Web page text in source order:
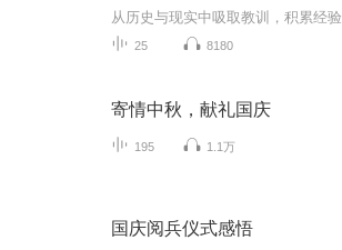
从历史与现实中吸取教训，积累经验
25 8180
寄情中秋，献礼国庆
195 1.1万
国庆阅兵仪式感悟